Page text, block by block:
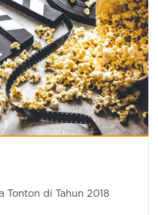
Tonton di Tahun 2018